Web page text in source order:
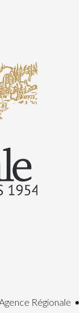
Régionale